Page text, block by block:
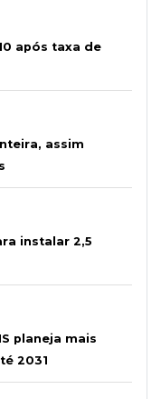
após taxa de
assim
instalar 2,5
planeja mais
2031